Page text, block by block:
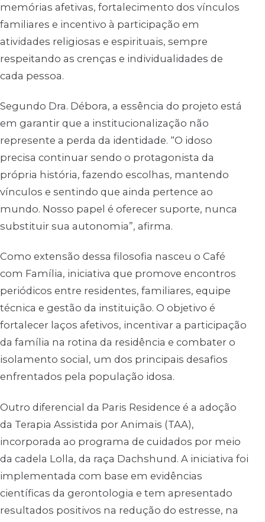
memórias afetivas, fortalecimento dos vínculos
familiares e incentivo à participação em
atividades religiosas e espirituais, sempre
respeitando as crenças e individualidades de
cada pessoa.
Segundo Dra. Débora, a essência do projeto está
em garantir que a institucionalização não
represente a perda da identidade. “O idoso
precisa continuar sendo o protagonista da
própria história, fazendo escolhas, mantendo
vínculos e sentindo que ainda pertence ao
mundo. Nosso papel é oferecer suporte, nunca
substituir sua autonomia”, afirma.
Como extensão dessa filosofia nasceu o Café
com Família, iniciativa que promove encontros
periódicos entre residentes, familiares, equipe
técnica e gestão da instituição. O objetivo é
fortalecer laços afetivos, incentivar a participação
da família na rotina da residência e combater o
isolamento social, um dos principais desafios
enfrentados pela população idosa.
Outro diferencial da Paris Residence é a adoção
da Terapia Assistida por Animais (TAA),
incorporada ao programa de cuidados por meio
da cadela Lolla, da raça Dachshund. A iniciativa foi
implementada com base em evidências
científicas da gerontologia e tem apresentado
resultados positivos na redução do estresse, na